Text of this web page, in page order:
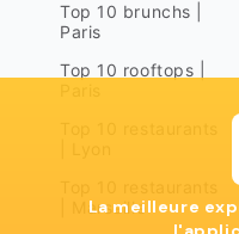
Top 10 brunchs |
Paris
Top 10 rooftops |
| Marseille
La meilleure